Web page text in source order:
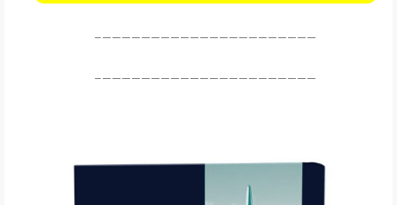
——————————————————————–
——————————————————————–